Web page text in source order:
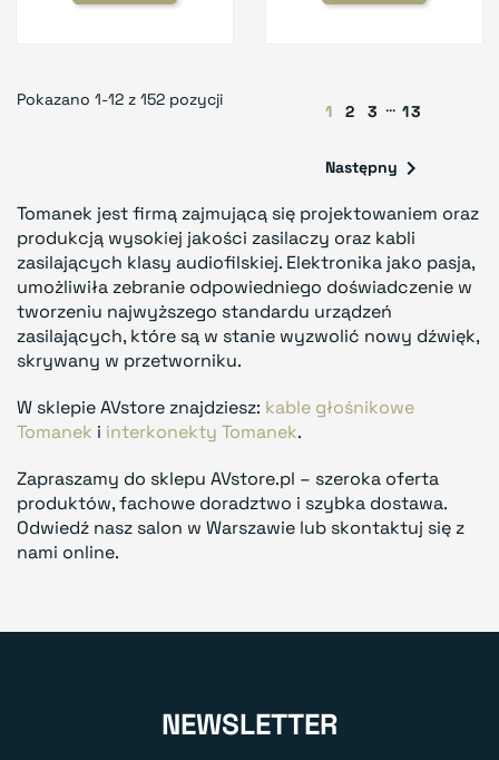
Pokazano 1-12 z 152 pozycji
1 2 3 … 13
Następny 
Tomanek jest firmą zajmującą się projektowaniem oraz
produkcją wysokiej jakości zasilaczy oraz kabli
zasilających klasy audiofilskiej. Elektronika jako pasja,
umożliwiła zebranie odpowiedniego doświadczenie w
tworzeniu najwyższego standardu urządzeń
zasilających, które są w stanie wyzwolić nowy dźwięk,
skrywany w przetworniku.
W sklepie AVstore znajdziesz: kable głośnikowe
Tomanek i interkonekty Tomanek.
Zapraszamy do sklepu AVstore.pl – szeroka oferta
produktów, fachowe doradztwo i szybka dostawa.
Odwiedź nasz salon w Warszawie lub skontaktuj się z
nami online.
NEWSLETTER